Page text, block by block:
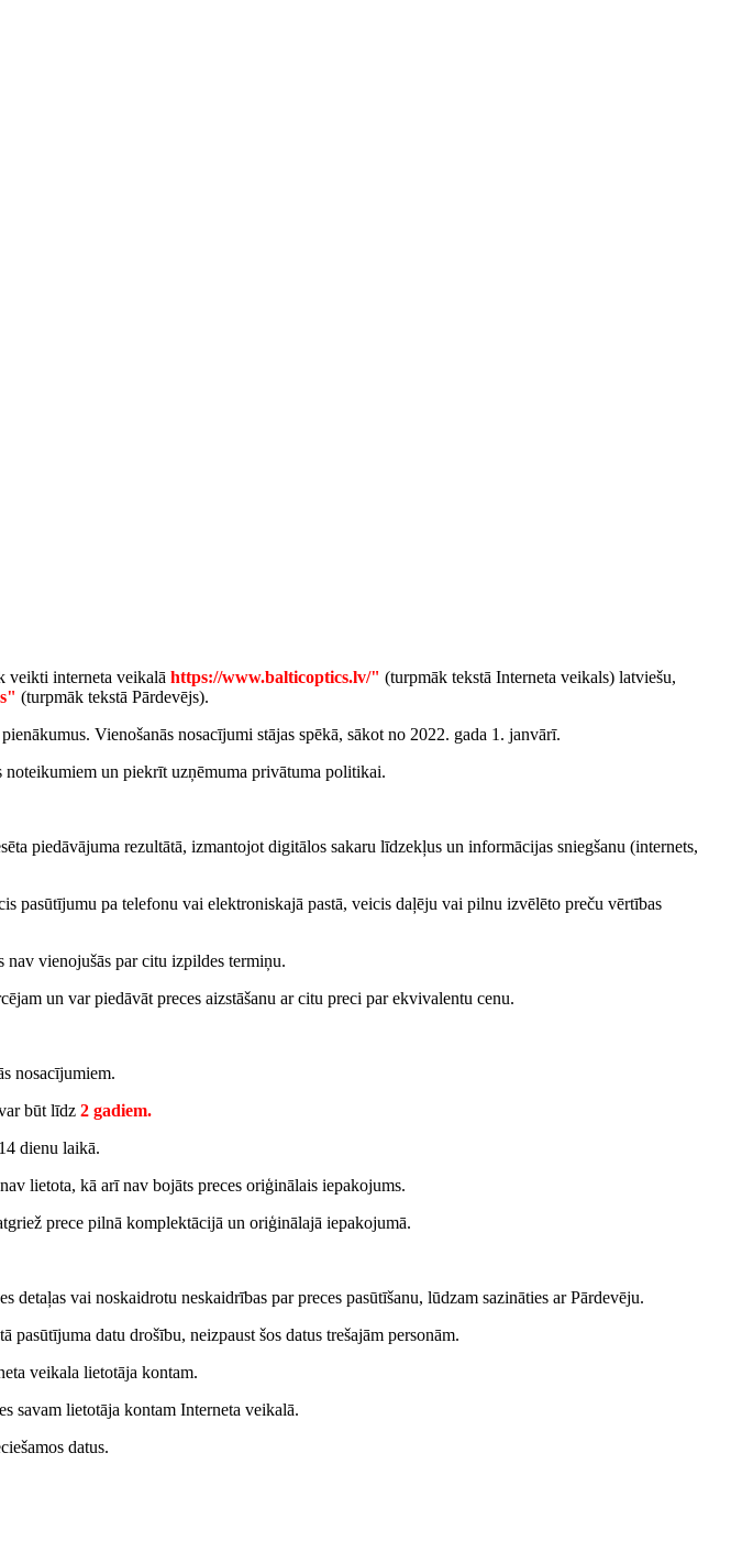
veikti interneta veikalā https://www.balticoptics.lv/" (turpmāk tekstā Interneta veikals) latviešu,
(turpmāk tekstā Pārdevējs).
Vienošanās nosacījumi stājas spēkā, sākot no 2022. gada 1. janvārī.
noteikumiem un piekrīt uzņēmuma privātuma politikai.
piedāvājuma rezultātā, izmantojot digitālos sakaru līdzekļus un informācijas sniegšanu (internets,
pasūtījumu pa telefonu vai elektroniskajā pastā, veicis daļēju vai pilnu izvēlēto preču vērtības
nav vienojušās par citu izpildes termiņu.
un var piedāvāt preces aizstāšanu ar citu preci par ekvivalentu cenu.
nosacījumiem.
būt līdz 2 gadiem.
dienu laikā.
lietota, kā arī nav bojāts preces oriģinālais iepakojums.
prece pilnā komplektācijā un oriģinālajā iepakojumā.
vai noskaidrotu neskaidrības par preces pasūtīšanu, lūdzam sazināties ar Pārdevēju.
datu drošību, neizpaust šos datus trešajām personām.
veikala lietotāja kontam.
savam lietotāja kontam Interneta veikalā.
datus.